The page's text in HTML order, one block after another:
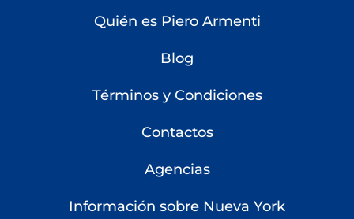
Quién es Piero Armenti
Blog
Términos y Condiciones
Contactos
Agencias
Información sobre Nueva York